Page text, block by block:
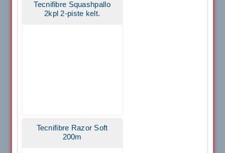
Tecnifibre Squashpallo
2kpl 2-piste kelt.
Tecnifibre Razor Soft
200m